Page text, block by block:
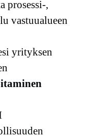
prosessi-,
vastuualueen
yrityksen